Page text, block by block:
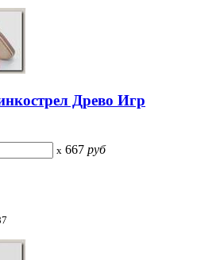
Древо Игр
x 667 руб